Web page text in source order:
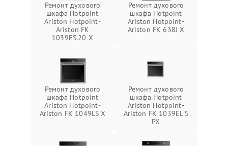
Ремонт духового
шкафа Hotpoint
Ariston Hotpoint-
Ariston FK
1039ES.20 X
Ремонт духового
шкафа Hotpoint
Ariston Hotpoint-
Ariston FK 638J X
Ремонт духового
шкафа Hotpoint
Ariston Hotpoint-
Ariston FK 1049LS X
Ремонт духового
шкафа Hotpoint
Ariston Hotpoint-
Ariston FK 1039EL S
PX